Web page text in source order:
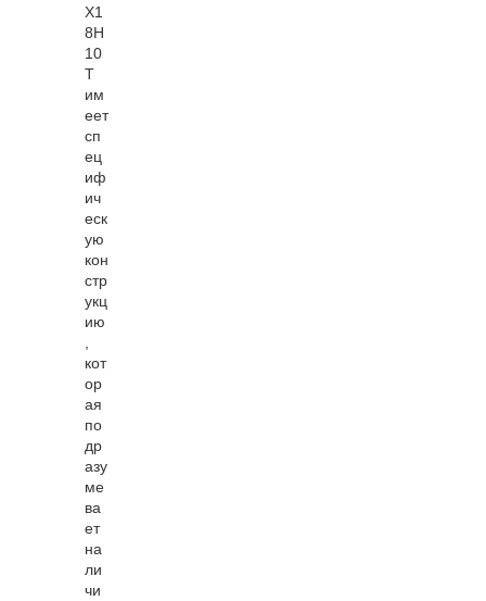
Х1
8Н
10
Т
им
еет
сп
ец
иф
ич
еск
ую
кон
стр
укц
ию
кот
ор
ая
по
др
азу
ме
ва
ет
на
ли
чи